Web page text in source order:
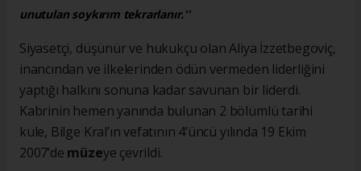
unutulan soykırım tekrarlanır.''
Siyasetçi, düşünür ve hukukçu olan Aliya İzzetbegoviç,
inancından ve ilkelerinden ödün vermeden liderliğini
yaptığı halkını sonuna kadar savunan bir liderdi.
Kabrinin hemen yanında bulunan 2 bölümlü tarihi
kule, Bilge Kral’ın vefatının 4’üncü yılında 19 Ekim
2007’de müzeye çevrildi.